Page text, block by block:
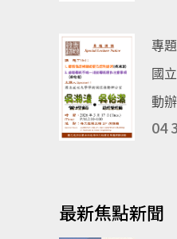
專
國
動
04
最新焦點新聞